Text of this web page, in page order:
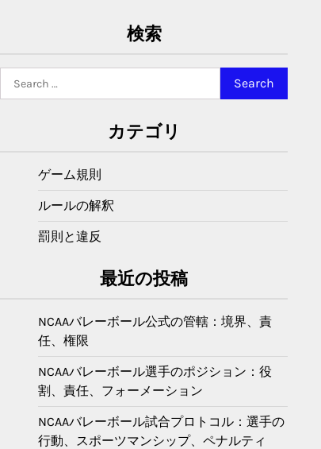
検索
for:
カテゴリ
ゲーム規則
ルールの解釈
罰則と違反
最近の投稿
NCAAバレーボール公式の管轄：境界、責
任、権限
NCAAバレーボール選手のポジション：役
割、責任、フォーメーション
NCAAバレーボール試合プロトコル：選手の
行動、スポーツマンシップ、ペナルティ